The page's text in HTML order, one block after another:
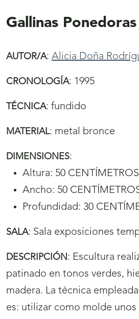
Gallinas Ponedoras
AUTOR/A: Alicia Doña
CRONOLOGÍA: 1995
TÉCNICA: fundido
MATERIAL: metal bronce
DIMENSIONES:
Altura: 50 CENTÍMETROS
Ancho: 50
Profundidad: 30
SALA: Sala exposiciones
DESCRIPCIÓN: Escultura
patinado en tonos verdes,
madera. La técnica
es: utilizar como molde